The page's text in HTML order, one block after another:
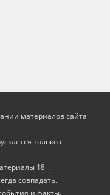
материалов сайта
только с
18+.
совпадать.
и факты.